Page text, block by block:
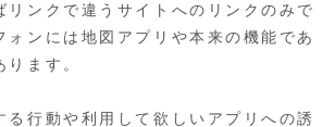
リンクで違うサイトへのリンクのみで
ォンには地図アプリや本来の機能であ
ります。
る行動や利用して欲しいアプリへの誘